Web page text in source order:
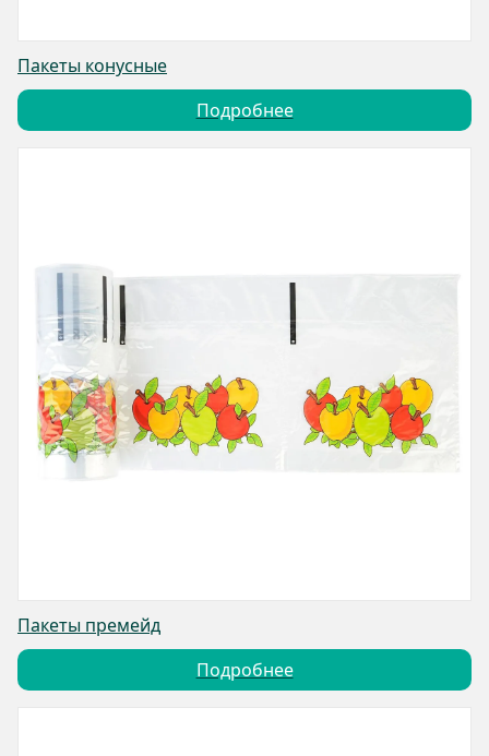
Пакеты конусные
Подробнее
Пакеты премейд
Подробнее